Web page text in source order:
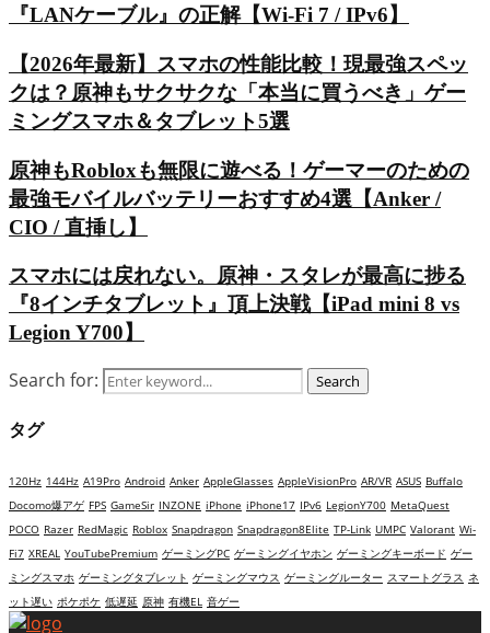
『LANケーブル』の正解【Wi-Fi 7 / IPv6】
【2026年最新】スマホの性能比較！現最強スペッ
クは？原神もサクサクな「本当に買うべき」ゲー
ミングスマホ＆タブレット5選
原神もRobloxも無限に遊べる！ゲーマーのための
最強モバイルバッテリーおすすめ4選【Anker /
CIO / 直挿し】
スマホには戻れない。原神・スタレが最高に捗る
『8インチタブレット』頂上決戦【iPad mini 8 vs
Legion Y700】
Search for: Search
タグ
120Hz 144Hz A19Pro Android Anker AppleGlasses AppleVisionPro AR/VR ASUS Buffalo
Docomo爆アゲ FPS GameSir INZONE iPhone iPhone17 IPv6 LegionY700 MetaQuest
POCO Razer RedMagic Roblox Snapdragon Snapdragon8Elite TP-Link UMPC Valorant Wi-
Fi7 XREAL YouTubePremium ゲーミングPC ゲーミングイヤホン ゲーミングキーボード ゲー
ミングスマホ ゲーミングタブレット ゲーミングマウス ゲーミングルーター スマートグラス ネ
ット遅い ポケポケ 低遅延 原神 有機EL 音ゲー